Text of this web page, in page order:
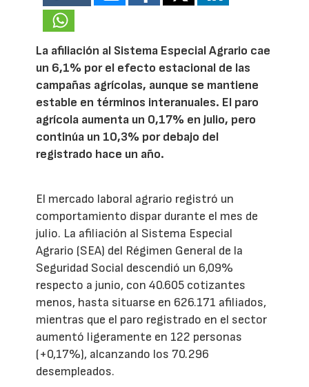
La afiliación al Sistema Especial Agrario cae
un 6,1% por el efecto estacional de las
campañas agrícolas, aunque se mantiene
estable en términos interanuales. El paro
agrícola aumenta un 0,17% en julio, pero
continúa un 10,3% por debajo del
registrado hace un año.
El mercado laboral agrario registró un
comportamiento dispar durante el mes de
julio. La afiliación al Sistema Especial
Agrario (SEA) del Régimen General de la
Seguridad Social descendió un 6,09%
respecto a junio, con 40.605 cotizantes
menos, hasta situarse en 626.171 afiliados,
mientras que el paro registrado en el sector
aumentó ligeramente en 122 personas
(+0,17%), alcanzando los 70.296
desempleados.